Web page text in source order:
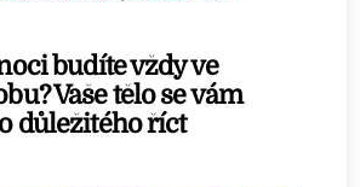
budíte vždy ve
Vaše tělo se vám
důležitého říct